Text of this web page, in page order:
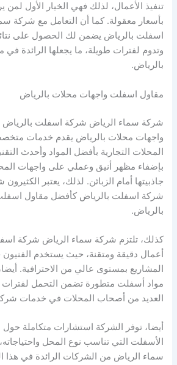
تنفيذ الأعمال، لذلك فهي الخيار الأول لمن
بأسعار معقولة. كما أن التعامل مع شركة
اسفلت بالرياض يضمن لك الحصول على
وتدوم لفترات طويلة، ما يجعلها الرائدة
بالرياض.
مقاول اسفلت واجهات محلات بالرياض
شركة سماء الرياض شركة اسفلت بالرياض
واجهات محلات بالرياض يقدم خدمات
المحلات التجارية بأفضل المواد وأحدث
بإضفاء مظهر أنيق وعملي على واجهات
جاذبيتها أمام الزبائن. لذلك، يعتبر
شركة اسفلت بالرياض كأفضل مقاول
بالرياض.
كذلك، تلتزم شركة سماء الرياض شركة
أعمال دقيقة ومتقنة، حيث يستخدم الفنيون
المشاريع بمستوى عالي من الاحترافية.
مواد أسفلت متطورة تضمن التحمل لفترات
العديد من أصحاب المحلات في خدمات
أيضا، توفر الشركة استشارات متكاملة حول
الأسفلت التي تناسب نوع المحل
سماء الرياض من الشركات الرائدة في هذا